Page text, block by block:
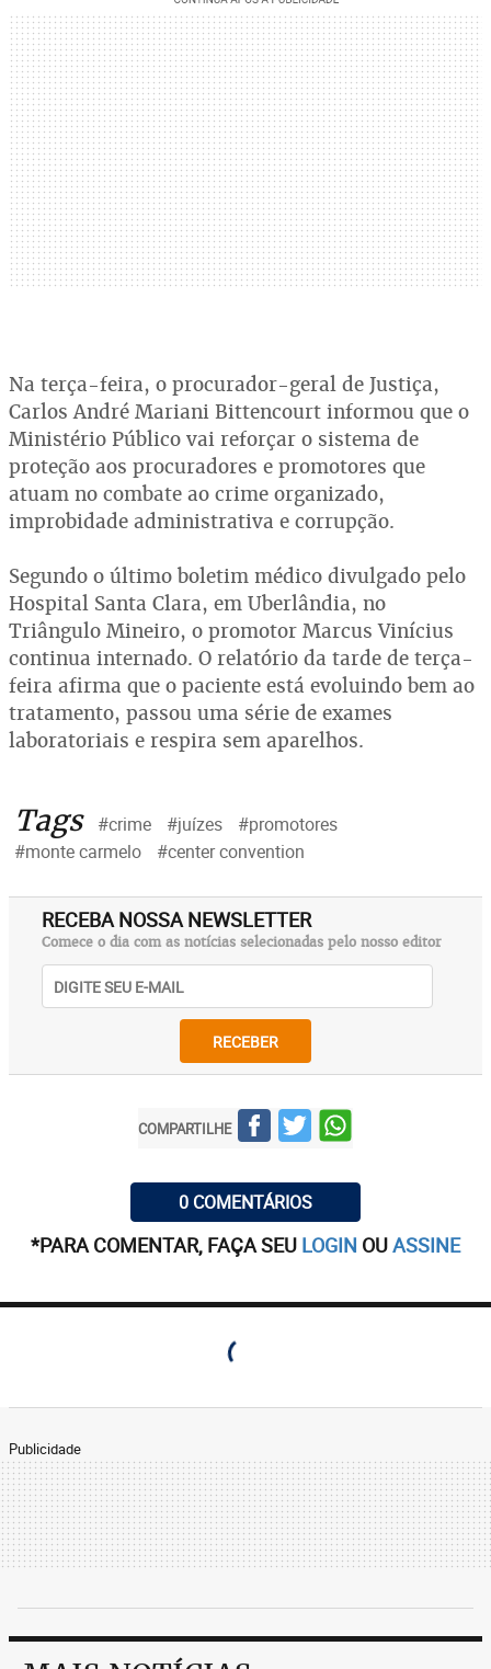
Na terça-feira, o procurador-geral de Justiça,
Carlos André Mariani Bittencourt informou que o
Ministério Público vai reforçar o sistema de
proteção aos procuradores e promotores que
atuam no combate ao crime organizado,
improbidade administrativa e corrupção.
Segundo o último boletim médico divulgado pelo
Hospital Santa Clara, em Uberlândia, no
Triângulo Mineiro, o promotor Marcus Vinícius
continua internado. O relatório da tarde de terça-
feira afirma que o paciente está evoluindo bem ao
tratamento, passou uma série de exames
laboratoriais e respira sem aparelhos.
Tags #crime #juízes
#promotores
#monte carmelo
#center convention
RECEBA NOSSA NEWSLETTER
Comece o dia com as notícias selecionadas pelo nosso editor
RECEBER
COMPARTILHE
0 COMENTÁRIOS
*PARA COMENTAR, FAÇA SEU LOGIN OUASSINE
Publicidade